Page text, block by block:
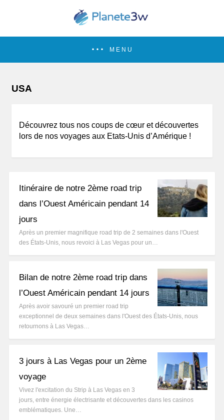
MENU
USA
Découvrez tous nos coups de cœur et découvertes
lors de nos voyages aux Etats-Unis d’Amérique !
Itinéraire de notre 2ème road trip
dans l’Ouest Américain pendant 14
jours
Après un premier magnifique road trip de 2 semaines dans l'Ouest
des États-Unis, nous revoici à Las Vegas pour un…
Bilan de notre 2ème road trip dans
l’Ouest Américain pendant 14 jours
Après avoir savouré un premier road trip
exceptionnel de deux semaines dans l'Ouest des États-Unis, nous
retournons à Las Vegas…
3 jours à Las Vegas pour un 2ème
voyage
Vivez l'excitation du Strip à Las Vegas en 3
jours, entre énergie électrisante et découvertes dans les casinos
emblématiques. Une…